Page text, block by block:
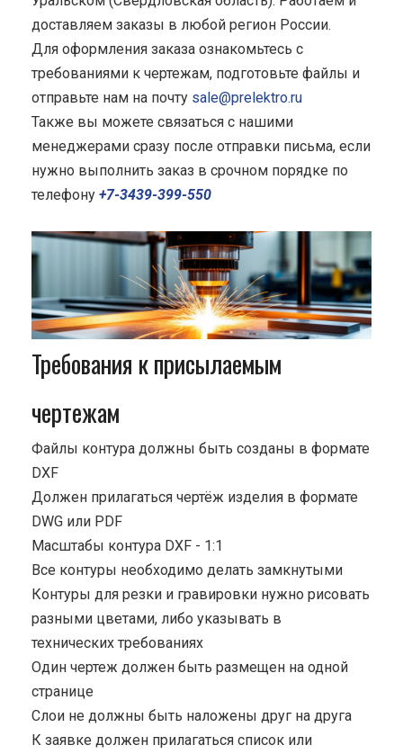
доставляем заказы в любой регион России.
Для оформления заказа ознакомьтесь с
требованиями к чертежам, подготовьте файлы и
отправьте нам на почту sale@prelektro.ru
Также вы можете связаться с нашими
менеджерами сразу после отправки письма, если
нужно выполнить заказ в срочном порядке по
телефону +7-3439-399-550
Требования к присылаемым
чертежам
Файлы контура должны быть созданы в формате
DXF
Должен прилагаться чертёж изделия в формате
DWG или PDF
Масштабы контура DXF - 1:1
Все контуры необходимо делать замкнутыми
Контуры для резки и гравировки нужно рисовать
разными цветами, либо указывать в
технических требованиях
Один чертеж должен быть размещен на одной
странице
Cлои не должны быть наложены друг на друга
К заявке должен прилагаться список или